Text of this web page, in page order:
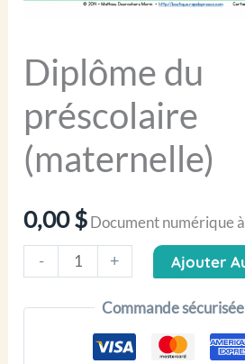
Diplôme du
préscolaire
(maternelle)
0,00$Document numérique
-
quantité
Diplôme
+ Ajouter
Commande